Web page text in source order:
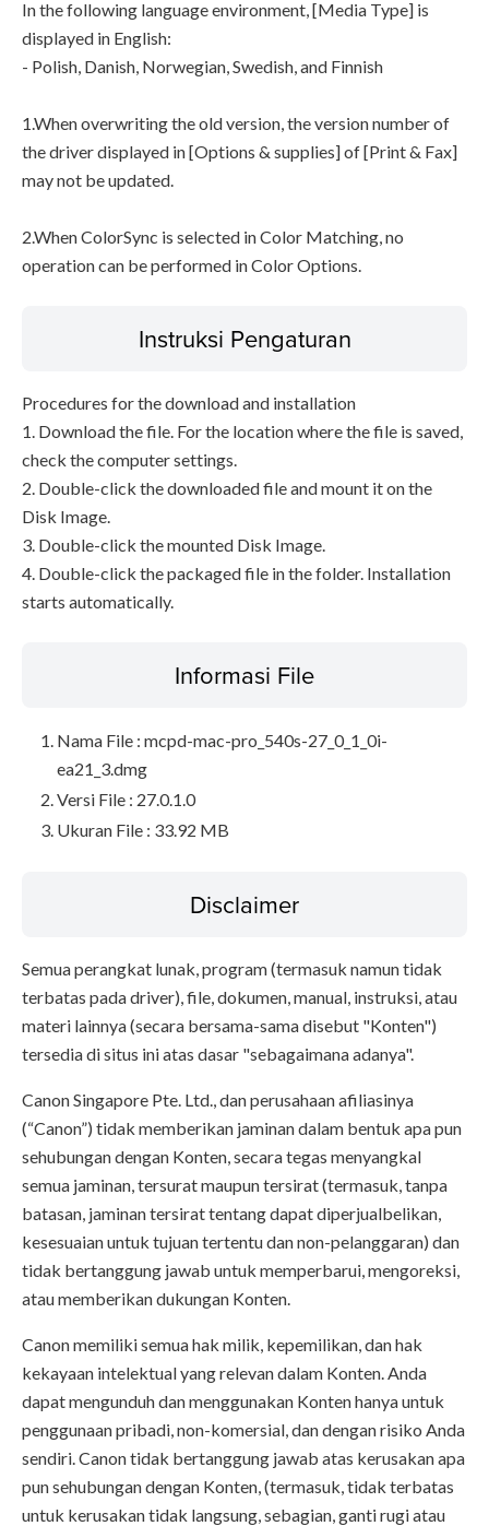
In the following language environment, [Media Type] is
displayed in English:
- Polish, Danish, Norwegian, Swedish, and Finnish
1.When overwriting the old version, the version number of
the driver displayed in [Options & supplies] of [Print & Fax]
may not be updated.
2.When ColorSync is selected in Color Matching, no
operation can be performed in Color Options.
Instruksi Pengaturan
Procedures for the download and installation
1. Download the file. For the location where the file is saved,
check the computer settings.
2. Double-click the downloaded file and mount it on the
Disk Image.
3. Double-click the mounted Disk Image.
4. Double-click the packaged file in the folder. Installation
starts automatically.
Informasi File
Nama File : mcpd-mac-pro_540s-27_0_1_0i-
ea21_3.dmg
Versi File : 27.0.1.0
Ukuran File : 33.92 MB
Disclaimer
Semua perangkat lunak, program (termasuk namun tidak
terbatas pada driver), file, dokumen, manual, instruksi, atau
materi lainnya (secara bersama-sama disebut "Konten")
tersedia di situs ini atas dasar "sebagaimana adanya".
Canon Singapore Pte. Ltd., dan perusahaan afiliasinya
(“Canon”) tidak memberikan jaminan dalam bentuk apa pun
sehubungan dengan Konten, secara tegas menyangkal
semua jaminan, tersurat maupun tersirat (termasuk, tanpa
batasan, jaminan tersirat tentang dapat diperjualbelikan,
kesesuaian untuk tujuan tertentu dan non-pelanggaran) dan
tidak bertanggung jawab untuk memperbarui, mengoreksi,
atau memberikan dukungan Konten.
Canon memiliki semua hak milik, kepemilikan, dan hak
kekayaan intelektual yang relevan dalam Konten. Anda
dapat mengunduh dan menggunakan Konten hanya untuk
penggunaan pribadi, non-komersial, dan dengan risiko Anda
sendiri. Canon tidak bertanggung jawab atas kerusakan apa
pun sehubungan dengan Konten, (termasuk, tidak terbatas
untuk kerusakan tidak langsung, sebagian, ganti rugi atau